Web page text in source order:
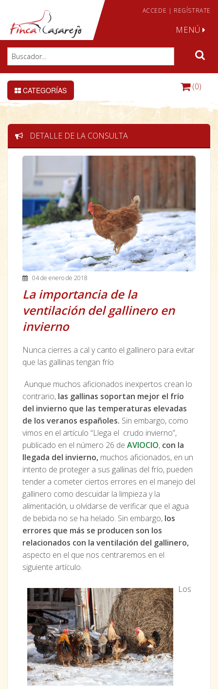
ACCEDE | REGÍSTRATE
MENÚ
CATEGORÍAS (0)
DETALLE DE LA CONSULTA
04 de enero de 2018
La importancia de la
ventilación del gallinero en
invierno
Nunca cierres a cal y canto el gallinero para evitar
que las gallinas tengan frío
Aunque muchos aficionados inexpertos crean lo
contrario, las gallinas soportan mejor el frío
del invierno que las temperaturas elevadas
de los veranos españoles. Sin embargo, como
vimos en el artículo “Llega el crudo invierno”,
publicado en el número 26 de AVIOCIO, con la
llegada del invierno, muchos aficionados, en un
intento de proteger a sus gallinas del frío, pueden
tender a cometer ciertos errores en el manejo del
gallinero como descuidar la limpieza y la
alimentación, u olvidarse de verificar que el agua
de bebida no se ha helado. Sin embargo, los
errores que más se producen son los
relacionados con la ventilación del gallinero,
aspecto en el que nos centraremos en el
siguiente artículo.
Los